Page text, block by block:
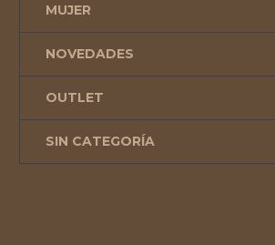
MUJER
NOVEDADES
OUTLET
SIN CATEGORÍA